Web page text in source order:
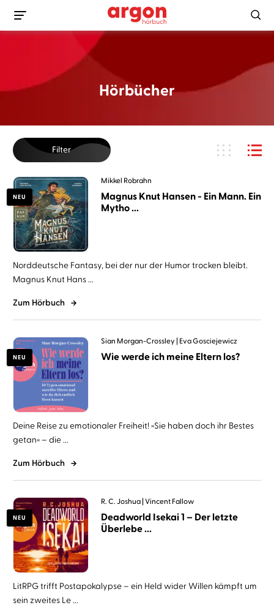
Hörbücher
Filter
NEU
Mikkel Robrahn
Magnus Knut Hansen - Ein Mann. Ein
Mytho ...
Norddeutsche Fantasy, bei der nur der Humor trocken bleibt.
Magnus Knut Hans ...
Zum Hörbuch
NEU
Sian Morgan-Crossley Eva Gosciejewicz
Wie werde ich meine Eltern los?
Deine Reise zu emotionaler Freiheit! »Sie haben doch ihr Bestes
getan« – die ...
Zum Hörbuch
NEU
R. C. Joshua Vincent Fallow
Deadworld Isekai 1 – Der letzte
Überlebe ...
LitRPG trifft Postapokalypse – ein Held wider Willen kämpft um
sein zweites Le ...